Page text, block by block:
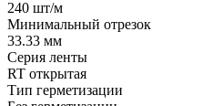
240 шт/м
Минимальный отрезок
33.33 мм
Серия ленты
RT открытая
Тип герметизации